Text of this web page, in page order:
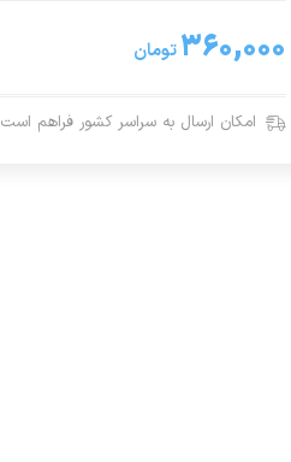
۳۶۰,۰۰۰تومان
امکان ارسال به سراسر کشور فراهم است